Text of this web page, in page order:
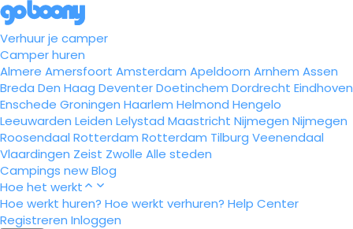
Verhuur je camper
Camper huren
Almere Amersfoort Amsterdam Apeldoorn Arnhem Assen
Breda Den Haag DeventerDoetinchem Dordrecht Eindhoven
Enschede Groningen Haarlem Helmond Hengelo
Leeuwarden Leiden Lelystad Maastricht Nijmegen Nijmegen
Roosendaal Rotterdam Rotterdam Tilburg Veenendaal
Vlaardingen Zeist Zwolle Alle steden
Campings newBlog
Hoe het werkt
Hoe werkt huren? Hoe werkt verhuren? Help Center
Registreren Inloggen